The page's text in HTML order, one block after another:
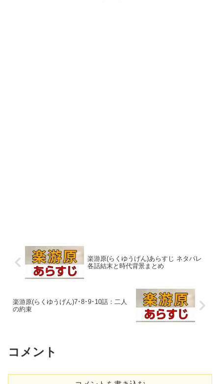
楽游原(らくゆうげん)あらすじ ネタバレ
各話結末と時代背景まとめ
楽游原(らくゆうげん)7･8･9･10話：二人
の約束
コメント